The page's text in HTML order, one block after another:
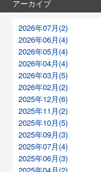
アーカイブ
2026年07月(2)
2026年06月(4)
2026年05月(4)
2026年04月(4)
2026年03月(5)
2026年02月(2)
2025年12月(6)
2025年11月(2)
2025年10月(5)
2025年09月(3)
2025年07月(4)
2025年06月(3)